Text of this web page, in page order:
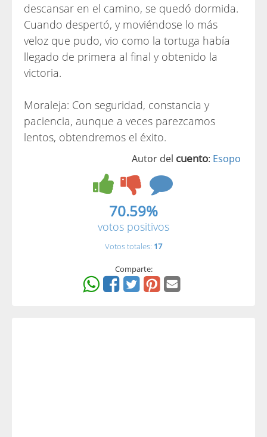
descansar en el camino, se quedó dormida.
Cuando despertó, y moviéndose lo más
veloz que pudo, vio como la tortuga había
llegado de primera al final y obtenido la
victoria.
Moraleja: Con seguridad, constancia y
paciencia, aunque a veces parezcamos
lentos, obtendremos el éxito.
Autor del cuento: Esopo
70.59%
votos positivos
Votos totales: 17
Comparte: